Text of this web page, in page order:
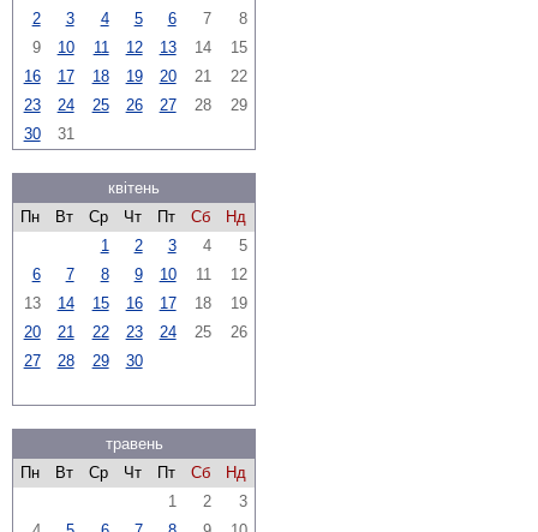
2
3 4 5 6 7
8
9
10 11 12 13 14
15
16
17 18 19 20 21
22
23
24 25 26 27 28
29
30
31
квітень
Пн
Вт Ср Чт Пт Сб
Нд
1
2 3 4
5
6
7 8 9 10 11
12
13
14 15 16 17 18
19
20
21 22 23 24 25
26
27
28 29 30
травень
Пн
Вт Ср Чт Пт Сб
Нд
1
2
3